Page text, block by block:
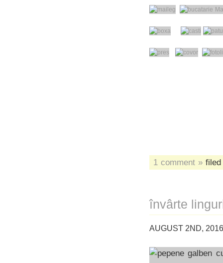
1 comment »
învârte
AUGUST 2ND,